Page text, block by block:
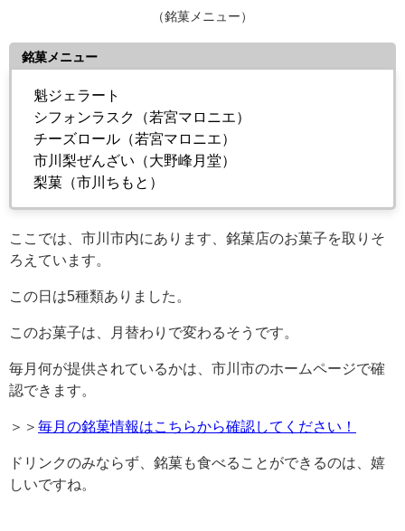
（銘菓メニュー）
銘菓メニュー
魁ジェラート
シフォンラスク（若宮マロニエ）
チーズロール（若宮マロニエ）
市川梨ぜんざい（大野峰月堂）
梨菓（市川ちもと）
ここでは、市川市内にあります、銘菓店のお菓子を取りそ
ろえています。
この日は5種類ありました。
このお菓子は、月替わりで変わるそうです。
毎月何が提供されているかは、市川市のホームページで確
認できます。
＞＞ 毎月の銘菓情報はこちらから確認してください！
ドリンクのみならず、銘菓も食べることができるのは、嬉
しいですね。